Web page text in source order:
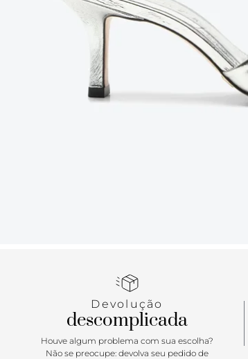
Devolução
descomplicada
Houve algum problema com sua escolha?
Não se preocupe: devolva seu pedido de